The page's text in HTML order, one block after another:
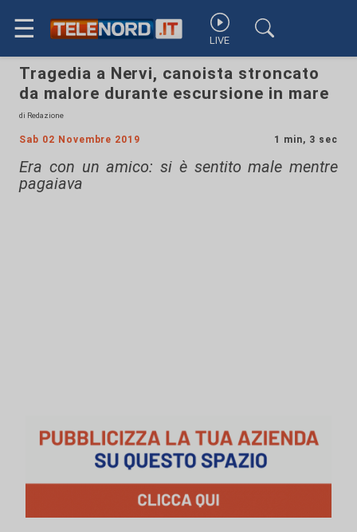
☰ LIVE
Tragedia a Nervi, canoista stroncato
da malore durante escursione in mare
di Redazione
Sab 02 Novembre 2019 1 min, 3 sec
Era con un amico: si è sentito male mentre
pagaiava